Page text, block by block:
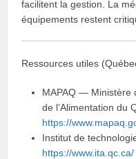
facilitent la gestion. La
équipements restent
Ressources utiles
MAPAQ — Ministère
de l’Alimentation du
https://
Institut de
https://www.ita.qc.ca/